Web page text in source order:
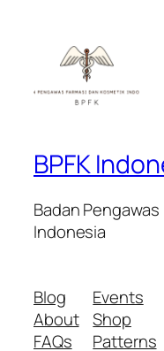
BPFK
Badan
Indonesia
Blog
About
FAQs
Events
Shop
Patterns